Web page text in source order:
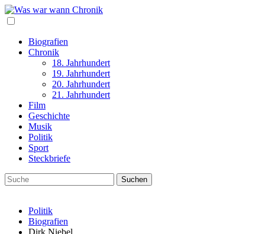
Biografien
Chronik
18. Jahrhundert
19. Jahrhundert
20. Jahrhundert
21. Jahrhundert
Film
Geschichte
Musik
Politik
Sport
Steckbriefe
Politik
Biografien
Dirk Niebel